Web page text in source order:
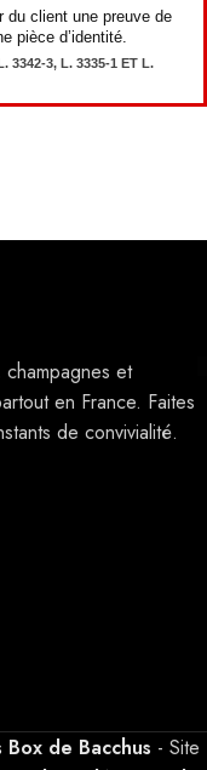
du client une preuve de
pièce d’identité.
3342-3, L. 3335-1 ET L.
et
en France. Faites
de convivialité.
Box de Bacchus - Site